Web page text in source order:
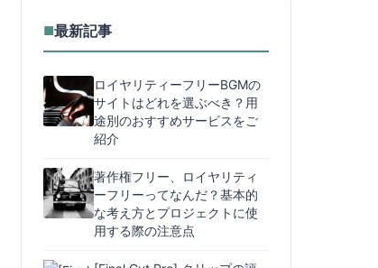
■最新記事
ロイヤリティーフリーBGMの
サイトはどれを選ぶべき？用
途別のおすすめサービスをご
紹介
著作権フリー、ロイヤリティ
ーフリーってなんだ？基本的
な考え方とプロジェクトに使
用する際の注意点